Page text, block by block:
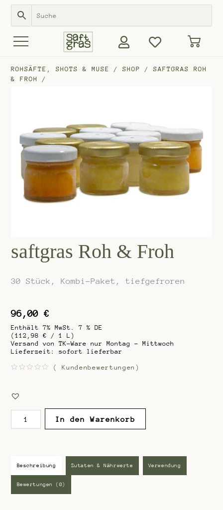
ROHSÄFTE, SHOTS & MUSE /SHOP /SAFTGRAS ROH
& FROH
/
saftgras Roh & Froh
30 Stück, Kombi-Paket, tiefgefroren
96,00€
Enthält 7% MwSt. 7 % DE
(112,98€ / 1 L)
Versand von TK-Ware nur Montag - Mittwoch
Lieferzeit: sofort lieferbar
e
r
e
i
( Kundenbewertungen)
In den Warenkorb
Beschreibung Zutaten & Nährwerte Verwendung
Bewertungen (0)